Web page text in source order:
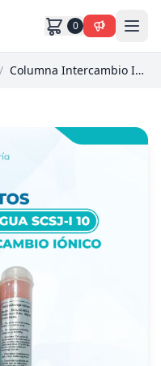
0
/ Columna Intercambio Iónico